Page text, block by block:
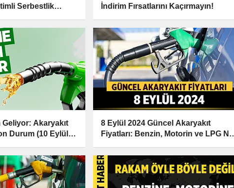
Serbestlik
İndirim Fırsatlarını Kaçırmayın!
Akaryakıt
Durum (10 Eylül
8 Eylül 2024 Güncel Akaryakıt
Fiyatları: Benzin, Motorin ve LPG Ne